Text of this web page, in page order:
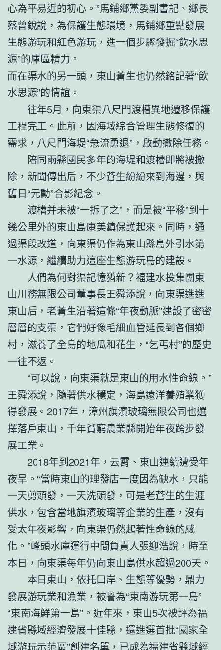
心為平易近的初心。”馬鋪鄉黨委副書記、鄉長
蔡曾銳說，為保護生態環境，馬鋪鄉重點發展
生態游玩和紅色游玩，進一個步驟發掘“飲水思
源”的庫區精力。
而在渠水的另一頭，東山蒼生也仍然銘記著“飲
水思源”的情誼。
往年5月，向東渠八尺門渡槽異地遷移保護
工程完工。此前，因海域綜合管理生態修復的
需求，八尺門海堤“急流勇退”，啟動撤除任務。
陪同兩縣國民多年的海堤和渡槽即將被撤
除，新聞傳出后，不少蒼生紛紛來到海邊，與
舊日“元勳”合影紀念。
渡槽并未被“一拆了之”，而是被“平移”到十
幾公里外的東山島康美鎮保護起來。同時，通
過渠段改道，向東渠仍作為東山縣島外引水第
一水源，繼續助力這座生態游玩島的建設。
人們為何對渠記憶猶新？福建水投集團東
山川務無限公司董事長王舜添說，向東渠進進
東山后，老蒼生沿著這條“年夜動脈”建設了密密
層層的支渠，它們好像毛細血管延長到各個鄉
村，滋養了全島的地瓜和花生，“乞丐村”的歷史
一往不返。
“可以說，向東渠就是東山的用水性命線。”
王舜添說，隨著供水穩定，海島遠洋養殖業獲
得發展。2017年，漳州旗濱玻璃無限公司也選
擇落戶東山，千年貧窮農業縣開始年夜跨步發
展工業。
2018年到2021年，云霄、東山連續遭受年
夜旱。“當時東山的理發店一度因為缺水，只能
一天剪頭發，一天洗頭發，可是老蒼生的生涯
供水，包含當地旗濱玻璃等企業的生產，沒有
受太年夜影響，向東渠仍然起著性命線的感
化。”峰頭水庫運行中間負責人張迎浩說，時至
本日，向東渠每年仍向東山島供水超過200天。
本日東山，依托口岸、生態等優勢，鼎力
發展游玩業和漁業，被譽為“東南游玩第一島”
“東南海鮮第一島”。近年來，東山5次被評為福
建省縣域經濟發展十佳縣，還進選首批“國家全
域游玩示范區”創建名單，已成為福建省縣域經